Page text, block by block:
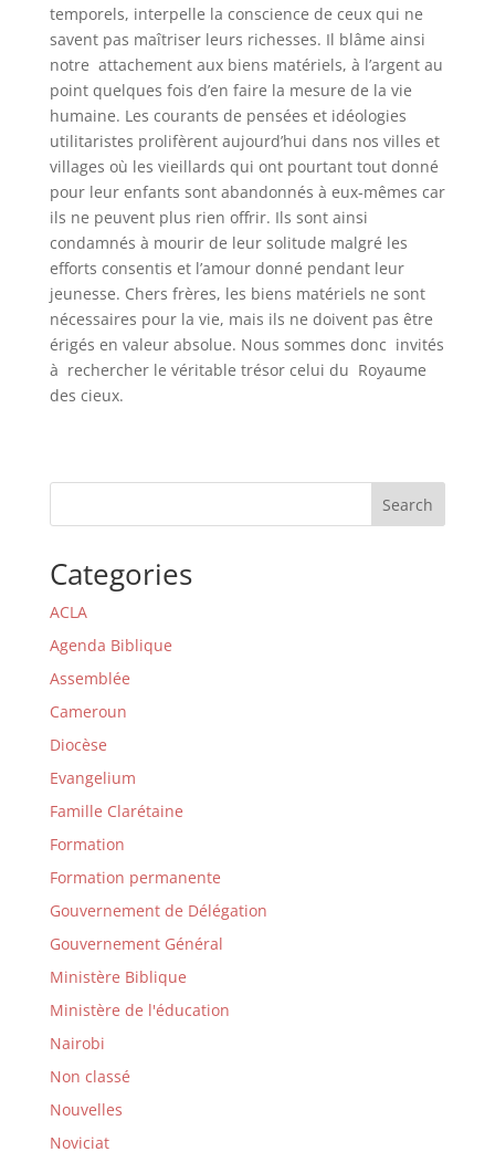
temporels, interpelle la conscience de ceux qui ne
savent pas maîtriser leurs richesses. Il blâme ainsi
notre attachement aux biens matériels, à l’argent au
point quelques fois d’en faire la mesure de la vie
humaine. Les courants de pensées et idéologies
utilitaristes prolifèrent aujourd’hui dans nos villes et
villages où les vieillards qui ont pourtant tout donné
pour leur enfants sont abandonnés à eux-mêmes car
ils ne peuvent plus rien offrir. Ils sont ainsi
condamnés à mourir de leur solitude malgré les
efforts consentis et l’amour donné pendant leur
jeunesse. Chers frères, les biens matériels ne sont
nécessaires pour la vie, mais ils ne doivent pas être
érigés en valeur absolue. Nous sommes donc invités
à rechercher le véritable trésor celui du Royaume
des cieux.
Search
Categories
ACLA
Agenda Biblique
Assemblée
Cameroun
Diocèse
Evangelium
Famille Clarétaine
Formation
Formation permanente
Gouvernement de Délégation
Gouvernement Général
Ministère Biblique
Ministère de l'éducation
Nairobi
Non classé
Nouvelles
Noviciat